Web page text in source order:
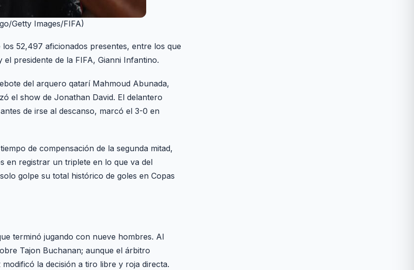
Getty Images/FIFA)
52,497 aficionados presentes, entre los que
presidente de la FIFA, Gianni Infantino.
del arquero qatarí Mahmoud Abunada,
el show de Jonathan David. El delantero
de irse al descanso, marcó el 3-0 en
de compensación de la segunda mitad,
en registrar un triplete en lo que va del
golpe su total histórico de goles en Copas
terminó jugando con nueve hombres. Al
Tajon Buchanan; aunque el árbitro
la decisión a tiro libre y roja directa.